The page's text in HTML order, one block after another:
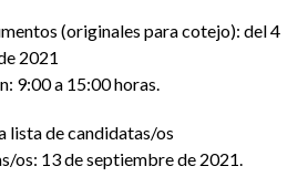
(originales para cotejo): del 4
2021
9:00 a 15:00 horas.
lista de candidatas/os
os: 13 de septiembre de 2021.